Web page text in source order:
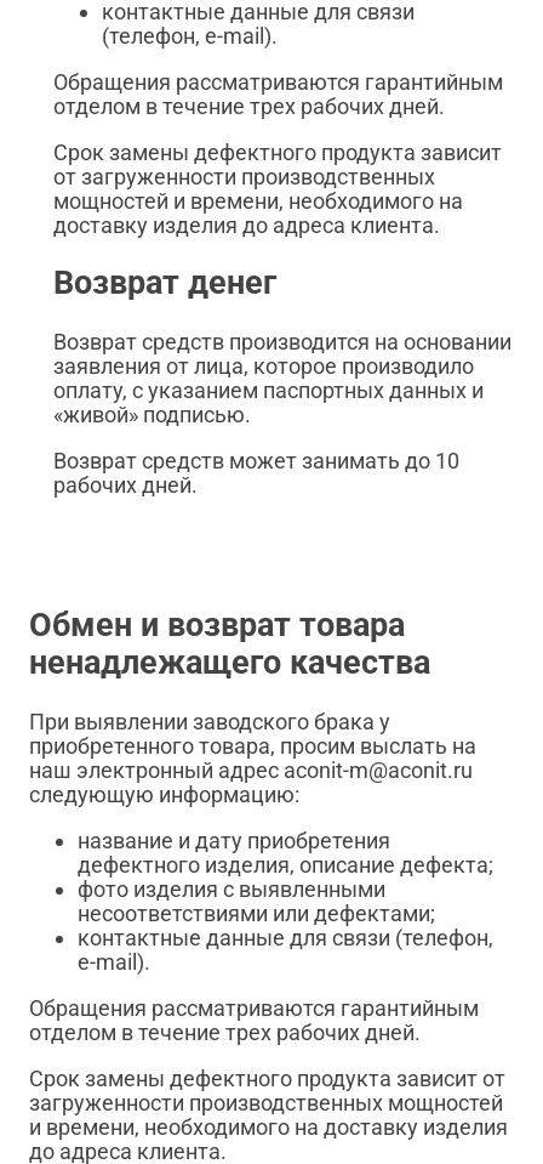
контактные данные для связи
(телефон, e-mail).
Обращения рассматриваются гарантийным
отделом в течение трех рабочих дней.
Срок замены дефектного продукта зависит
от загруженности производственных
мощностей и времени, необходимого на
доставку изделия до адреса клиента.
Возврат денег
Возврат средств производится на основании
заявления от лица, которое производило
оплату, с указанием паспортных данных и
«живой» подписью.
Возврат средств может занимать до 10
рабочих дней.
Обмен и возврат товара
ненадлежащего качества
При выявлении заводского брака у
приобретенного товара, просим выслать на
наш электронный адрес aconit-m@aconit.ru
следующую информацию:
название и дату приобретения
дефектного изделия, описание дефекта;
фото изделия с выявленными
несоответствиями или дефектами;
контактные данные для связи (телефон,
e-mail).
Обращения рассматриваются гарантийным
отделом в течение трех рабочих дней.
Срок замены дефектного продукта зависит от
загруженности производственных мощностей
и времени, необходимого на доставку изделия
до адреса клиента.